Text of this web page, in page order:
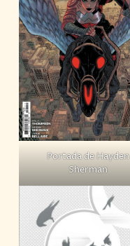
Portada de Hayden
Sherman